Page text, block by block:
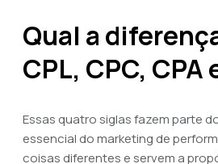
Qual a
CPL, CPC, CPA
Essas quatro siglas fazem parte
essencial do marketing de
coisas diferentes e servem a